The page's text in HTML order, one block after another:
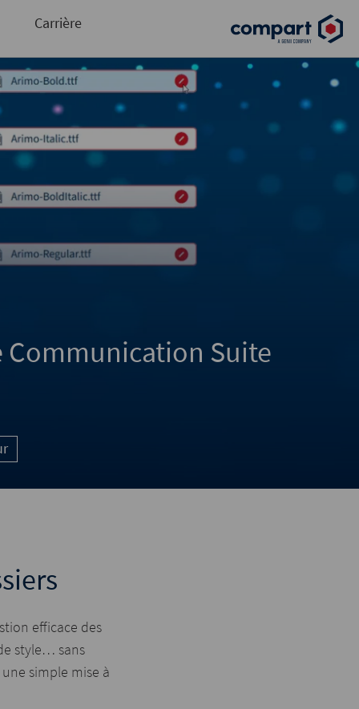
Carrière
Communication Suite
efficace des
style… sans
simple mise à